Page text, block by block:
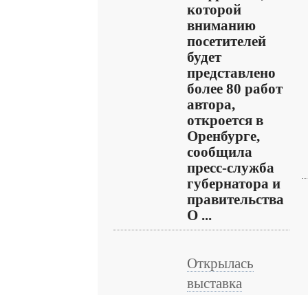
которой
вниманию
посетителей
будет
представлено
более 80 работ
автора,
откроется в
Оренбурге,
сообщила
пресс-служба
губернатора и
правительства
О ...
Открылась
выставка